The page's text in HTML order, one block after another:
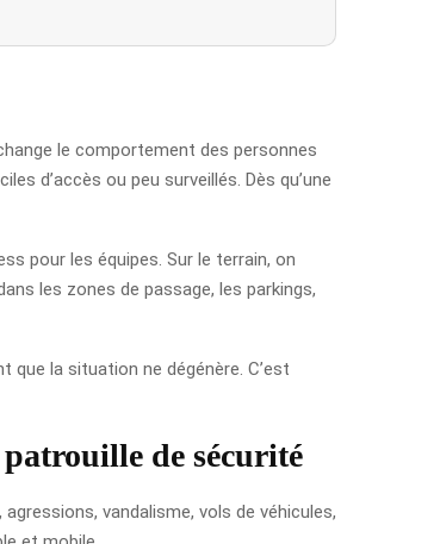
le comportement des personnes
d’accès ou peu surveillés. Dès qu’une
pour les équipes. Sur le terrain, on
les zones de passage, les parkings,
la situation ne dégénère. C’est
patrouille de sécurité
vandalisme, vols de véhicules,